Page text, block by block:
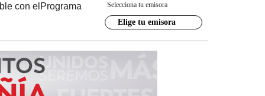
con el Programa Selecciona tu emisora
Elige tu emisora